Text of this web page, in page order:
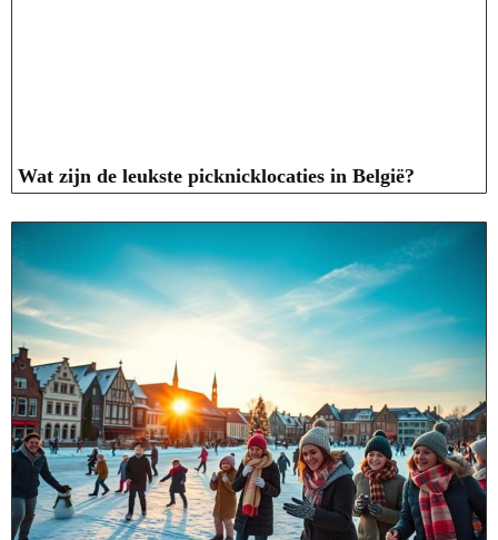
Wat zijn de leukste picknicklocaties in België?